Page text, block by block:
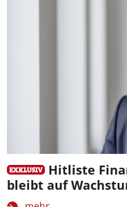
Hitliste
bleibt auf